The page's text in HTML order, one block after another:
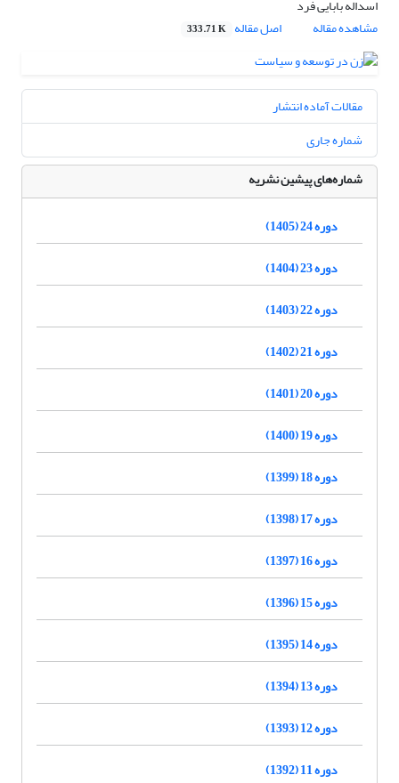
اسداله بابایی فرد
مشاهده مقاله
اصل مقاله 333.71 K
مقالات آماده انتشار
شماره جاری
شماره‌های پیشین نشریه
دوره 24 (1405)
دوره 23 (1404)
دوره 22 (1403)
دوره 21 (1402)
دوره 20 (1401)
دوره 19 (1400)
دوره 18 (1399)
دوره 17 (1398)
دوره 16 (1397)
دوره 15 (1396)
دوره 14 (1395)
دوره 13 (1394)
دوره 12 (1393)
دوره 11 (1392)